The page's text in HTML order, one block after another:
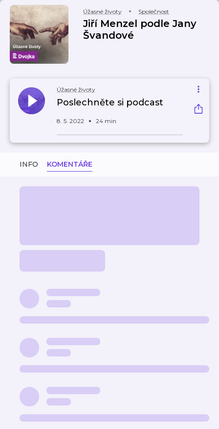
Úžasné životy Společnost
Jiří Menzel podle Jany
Švandové
Úžasné životy
Poslechněte si podcast
8. 5. 2022 24 min
INFO KOMENTÁŘE